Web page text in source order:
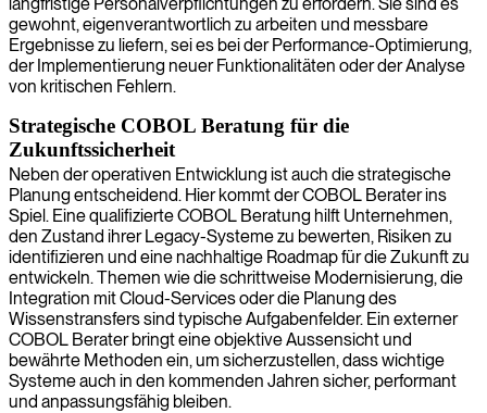
gewohnt, eigenverantwortlich zu arbeiten und messbare
Ergebnisse zu liefern, sei es bei der Performance-Optimierung,
der Implementierung neuer Funktionalitäten oder der Analyse
von kritischen Fehlern.
Strategische COBOL Beratung für die
Zukunftssicherheit
Neben der operativen Entwicklung ist auch die strategische
Planung entscheidend. Hier kommt der COBOL Berater ins
Spiel. Eine qualifizierte COBOL Beratung hilft Unternehmen,
den Zustand ihrer Legacy-Systeme zu bewerten, Risiken zu
identifizieren und eine nachhaltige Roadmap für die Zukunft zu
entwickeln. Themen wie die schrittweise Modernisierung, die
Integration mit Cloud-Services oder die Planung des
Wissenstransfers sind typische Aufgabenfelder. Ein externer
COBOL Berater bringt eine objektive Aussensicht und
bewährte Methoden ein, um sicherzustellen, dass wichtige
Systeme auch in den kommenden Jahren sicher, performant
und anpassungsfähig bleiben.